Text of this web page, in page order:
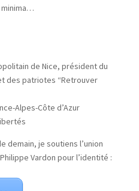
minima…
de Nice, président du
des patriotes “Retrouver
Alpes-Côte d’Azur
demain, je soutiens l’union
Vardon pour l’identité :